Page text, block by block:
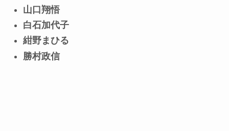
山口翔悟
白石加代子
紺野まひる
勝村政信